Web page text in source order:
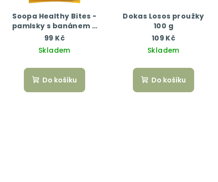
Soopa Healthy Bites -
pamlsky s banánem a
arašídovým máslem 50
99 Kč
Skladem
Do košíku
Dokas Losos proužky
100 g
109 Kč
Skladem
Do košíku